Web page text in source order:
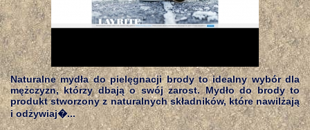
Naturalne mydła do pielęgnacji brody to idealny wybór dla
mężczyzn, którzy dbają o swój zarost. Mydło do brody to
produkt stworzony z naturalnych składników, które nawilżają
i odżywiaj�...